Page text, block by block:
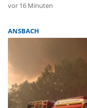
vor 16 Minuten
ANSBACH